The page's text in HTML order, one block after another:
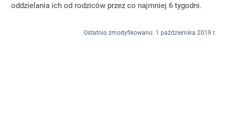
oddzielania ich od rodziców przez co najmniej 6 tygodni.
Ostatnio zmodyfikowano: 1 października 2019 r.